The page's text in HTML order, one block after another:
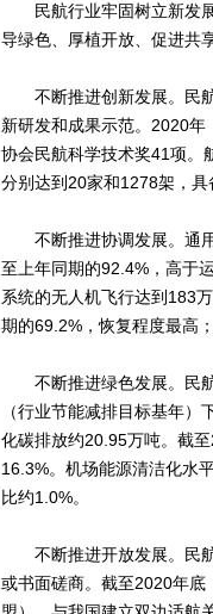
民航行业牢固树立新发展
导绿色、厚植开放、促进共
不断推进创新发展。民航
新研发和成果示范。2020
协会民航科学技术奖41项。
分别达到20家和1278架，
不断推进协调发展。通用
至上年同期的92.4%，高于
系统的无人机飞行达到183
期的69.2%，恢复程度最高
不断推进绿色发展。民航
（行业节能减排目标基年
化碳排放约20.95万吨。截
16.3%。机场能源清洁化水
比约1.0%。
不断推进开放发展。民航
或书面磋商。截至2020年